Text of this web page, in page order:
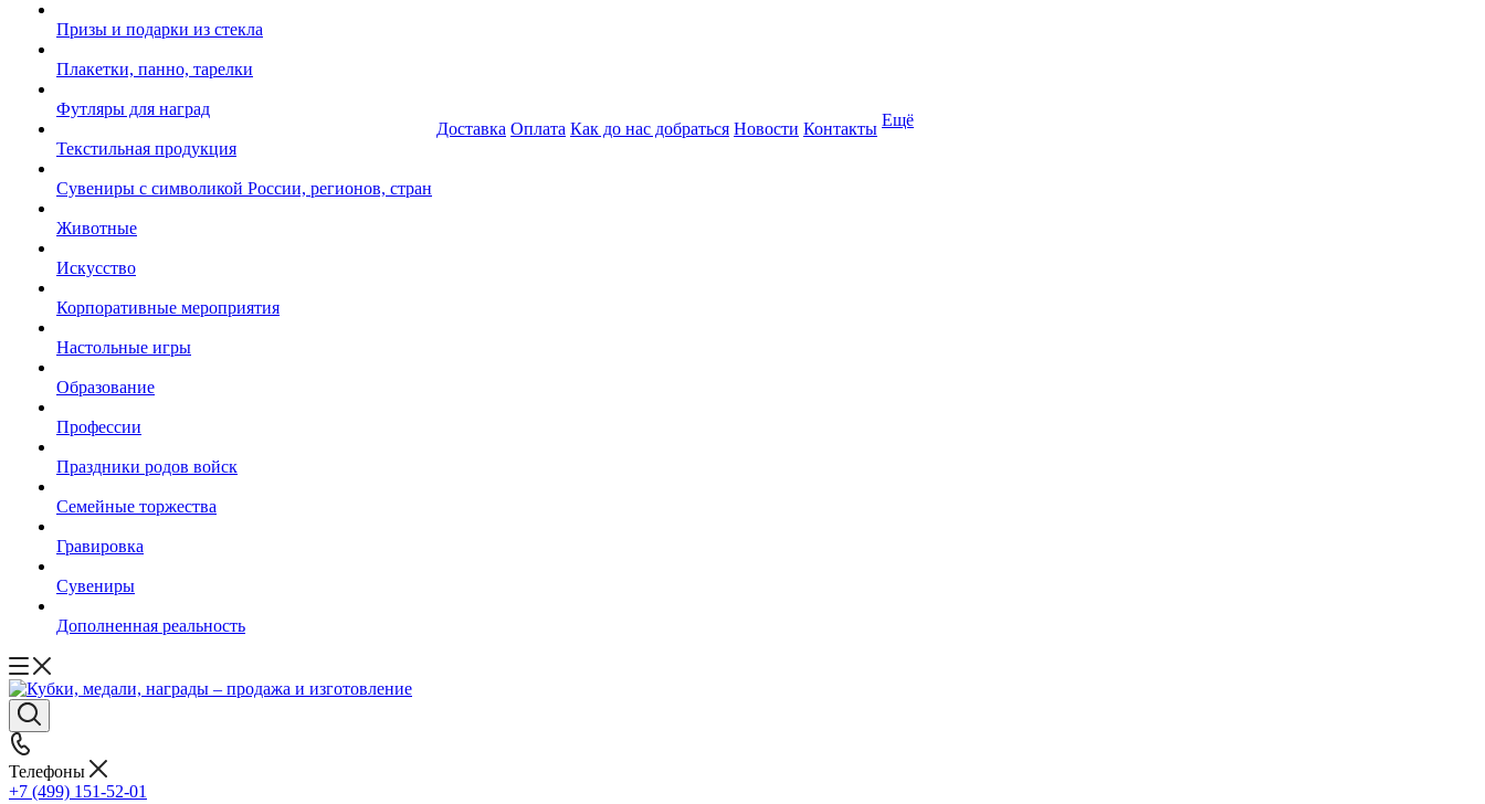
Призы и подарки из стекла
Плакетки, панно, тарелки
Футляры для наград
Текстильная продукция
Сувениры с символикой России, регионов, стран
Животные
Искусство
Корпоративные мероприятия
Настольные игры
Образование
Профессии
Праздники родов войск
Семейные торжества
Гравировка
Сувениры
Дополненная реальность
Доставка Оплата Как до нас добраться Новости Контакты Ещё
Телефоны
+7 (499) 151-52-01